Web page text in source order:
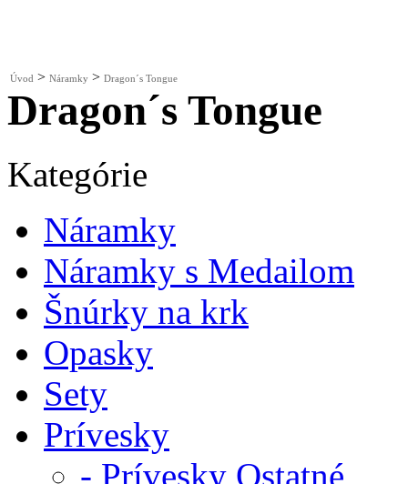
Úvod > Náramky > Dragon´s Tongue
Dragon´s Tongue
Kategórie
Náramky
Náramky s Medailom
Šnúrky na krk
Opasky
Sety
Prívesky
- Prívesky Ostatné